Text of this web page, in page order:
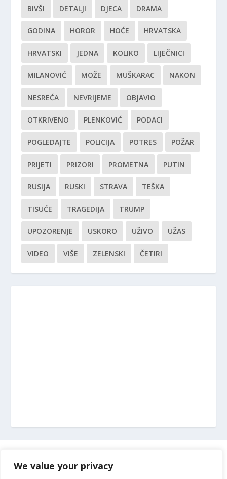
We value your privacy
BIVŠI DETALJI DJECA DRAMA
GODINA HOROR HOĆE HRVATSKA
HRVATSKI JEDNA KOLIKO LIJEČNICI
MILANOVIĆ MOŽE MUŠKARAC NAKON
NESREĆA NEVRIJEME OBJAVIO
OTKRIVENO PLENKOVIĆ PODACI
POGLEDAJTE POLICIJA POTRES POŽAR
PRIJETI PRIZORI PROMETNA PUTIN
RUSIJA RUSKI STRAVA TEŠKA
TISUĆE TRAGEDIJA TRUMP
UPOZORENJE USKORO UŽIVO UŽAS
VIDEO VIŠE ZELENSKI ČETIRI